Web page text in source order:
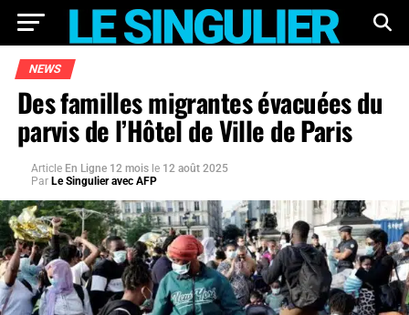
NEWS
Des familles migrantes évacuées du
parvis de l’Hôtel de Ville de Paris
Article En Ligne 12 mois le 12 août 2025
Par Le Singulier avec AFP